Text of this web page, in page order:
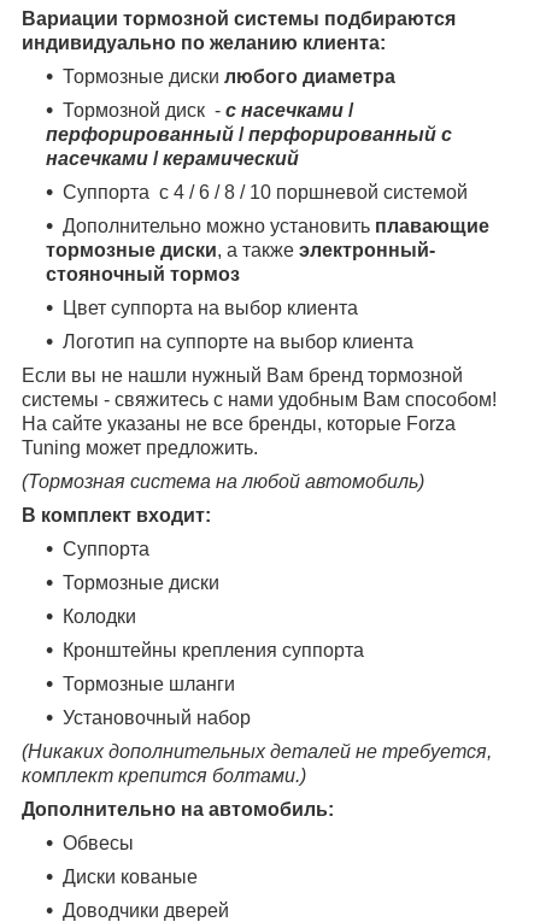
Вариации тормозной системы подбираются
индивидуально по желанию клиента:
Тормозные диски любого диаметра
Тормозной диск - с насечками /
перфорированный /перфорированный с
насечками /керамический
Суппорта с 4 / 6 / 8 / 10 поршневой системой
Дополнительно можно установить плавающие
тормозные диски, а также электронный-
стояночный тормоз
Цвет суппорта на выбор клиента
Логотип на суппорте на выбор клиента
Если вы не нашли нужный Вам бренд тормозной
системы - свяжитесь с нами удобным Вам способом!
На сайте указаны не все бренды, которые Forza
Tuning может предложить.
(Тормозная система на любой автомобиль)
В комплект входит:
Суппорта
Тормозные диски
Колодки
Кронштейны крепления суппорта
Тормозные шланги
Установочный набор
(Никаких дополнительных деталей не требуется,
комплект крепится болтами.)
Дополнительно на автомобиль:
Обвесы
Диски кованые
Доводчики дверей